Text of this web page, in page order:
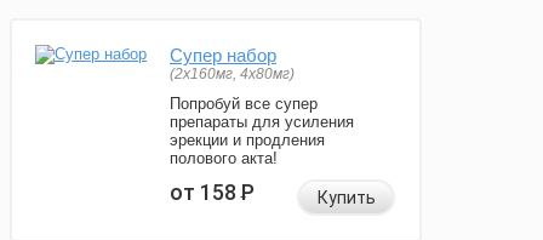
Супер набор
(2х160мг, 4х80мг)
Попробуй все супер
препараты для усиления
эрекции и продления
полового акта!
от 158Р Купить